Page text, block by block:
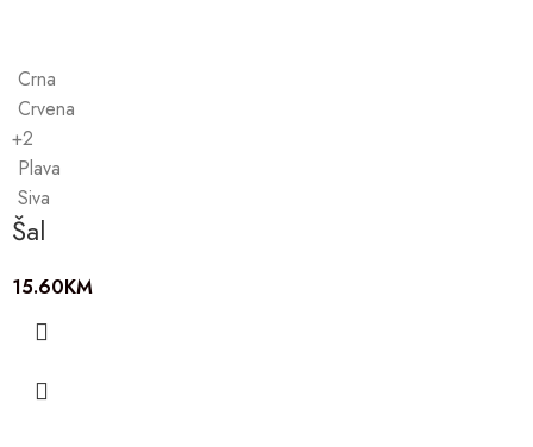
Crna
Crvena
+2
Plava
Siva
Šal
15.60KM